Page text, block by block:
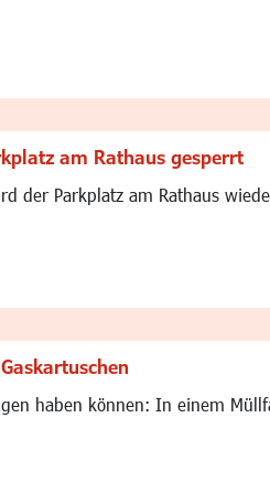
am Rathaus gesperrt
der Parkplatz am Rathaus
haben können: In einem